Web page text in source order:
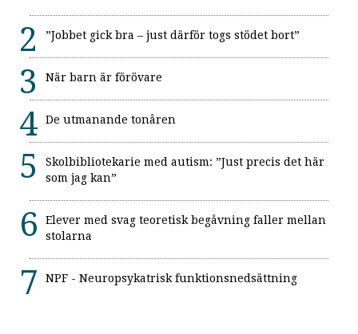
”Jobbet gick bra – just därför togs stödet bort”
När barn är förövare
De utmanande tonåren
Skolbibliotekarie med autism: ”Just precis det här
som jag kan”
Elever med svag teoretisk begåvning faller mellan
stolarna
NPF - Neuropsykatrisk funktionsnedsättning